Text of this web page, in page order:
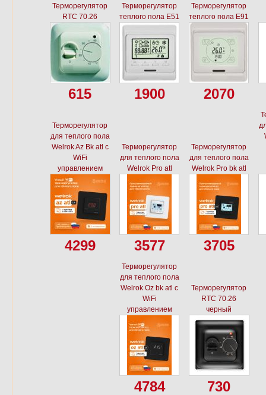
Терморегулятор
RTC 70.26
615
Терморегулятор
теплого пола E51
1900
Терморегулятор
теплого пола E91
2070
Терморегулятор
для теплого пола
Welrok Az Bk atl с
WiFi
управлением
4299
Терморегулятор
для теплого пола
Welrok Pro atl
3577
Терморегулятор
для теплого пола
Welrok Pro bk atl
3705
Терморегулятор
для теплого пола
Welrok Oz bk atl с
WiFi
управлением
4784
Терморегулятор
RTC 70.26
черный
730